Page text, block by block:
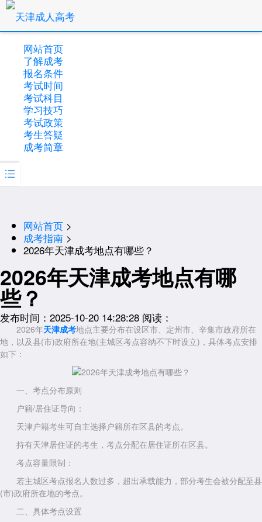
网站首页
了解成考
报名条件
考试时间
考试科目
学习技巧
考试政策
考生答疑
成考简章

网站首页 >
成考指南 >
2026年天津成考地点有哪些？
2026年天津成考地点有哪
些？
发布时间：2025-10-20 14:28:28 阅读：
2026年天津成考地点主要分布在设区市、定州市、辛集市政府所在
地，以及县(市)政府所在地(主城区考点容纳不下时设立)，具体考点安排
如下：
一、考点分布原则
户籍/居住证导向：
天津户籍考生可自主选择户籍所在区县的考点。
持有天津居住证的考生，考点分配在居住证所在区县。
考点容量限制：
若主城区考点报名人数过多，超出承载能力，部分考生会被分配至县
(市)政府所在地的考点。
二、具体考点设置